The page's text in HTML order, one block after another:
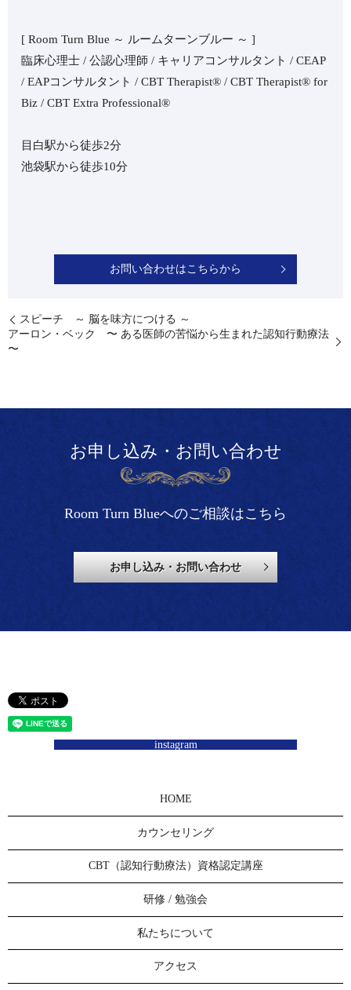
[ Room Turn Blue ～ ルームターンブルー ～ ]
臨床心理士 / 公認心理師 / キャリアコンサルタント / CEAP
/ EAPコンサルタント / CBT Therapist®︎ / CBT Therapist®︎ for
Biz / CBT Extra Professional®︎
目白駅から徒歩2分
池袋駅から徒歩10分
お問い合わせはこちらから
スピーチ ～ 脳を味方につける ～
アーロン・ベック 〜 ある医師の苦悩から生まれた認知行動療法
〜
お申し込み・お問い合わせ
Room Turn Blueへのご相談はこちら
お申し込み・お問い合わせ
instagram
HOME
カウンセリング
CBT（認知行動療法）資格認定講座
研修 / 勉強会
私たちについて
アクセス